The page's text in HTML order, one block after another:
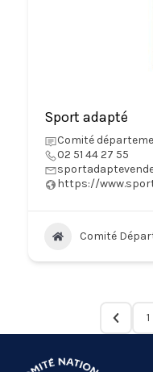
Sport adapté
Comité
02 51 44 27 55
https://
Comité
1